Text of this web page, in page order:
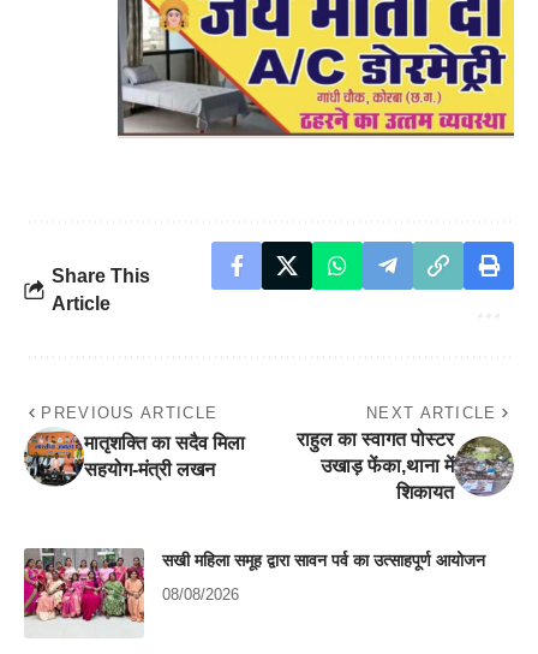
Share This
Article
PREVIOUS ARTICLE
मातृशक्ति का सदैव मिला
सहयोग-मंत्री लखन
NEXT ARTICLE
राहुल का स्वागत पोस्टर
उखाड़ फेंका,थाना में
शिकायत
सखी महिला समूह द्वारा सावन पर्व का उत्साहपूर्ण आयोजन
08/08/2026